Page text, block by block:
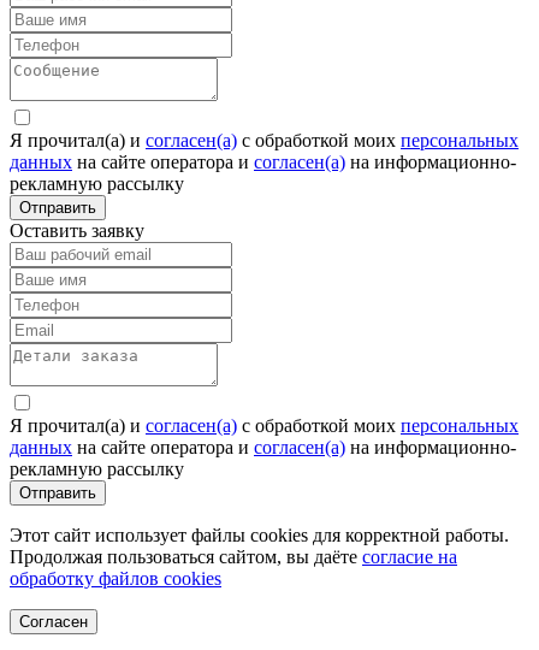
Я прочитал(а) и согласен(а) c обработкой моих персональных
данных на сайте оператора и согласен(а) на информационно-
рекламную рассылку
Отправить
Оставить заявку
Я прочитал(а) и согласен(а) c обработкой моих персональных
данных на сайте оператора и согласен(а) на информационно-
рекламную рассылку
Отправить
Этот сайт использует файлы cookies для корректной работы.
Продолжая пользоваться сайтом, вы даёте согласие на
обработку файлов cookies
Согласен